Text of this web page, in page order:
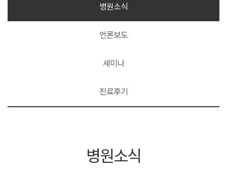
병원소식
언론보도
세미나
진료후기
병원소식